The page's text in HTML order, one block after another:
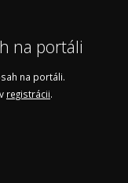
na portáli
na portáli.
registrácii.